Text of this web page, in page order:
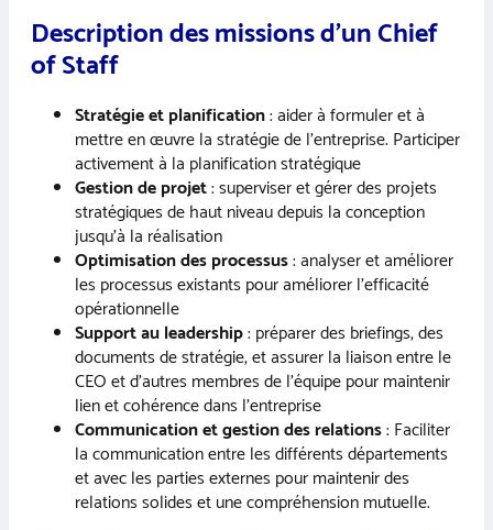
Description des missions d’un Chief
of Staff
Stratégie et planification: aider à formuler et à
mettre en œuvre la stratégie de l’entreprise. Participer
activement à la planification stratégique
Gestion de projet: superviser et gérer des projets
stratégiques de haut niveau depuis la conception
jusqu’à la réalisation
Optimisation des processus: analyser et améliorer
les processus existants pour améliorer l’efficacité
opérationnelle
Support au leadership: préparer des briefings, des
documents de stratégie, et assurer la liaison entre le
CEO et d’autres membres de l’équipe pour maintenir
lien et cohérence dans l’entreprise
Communication et gestion des relations: Faciliter
la communication entre les différents départements
et avec les parties externes pour maintenir des
relations solides et une compréhension mutuelle.